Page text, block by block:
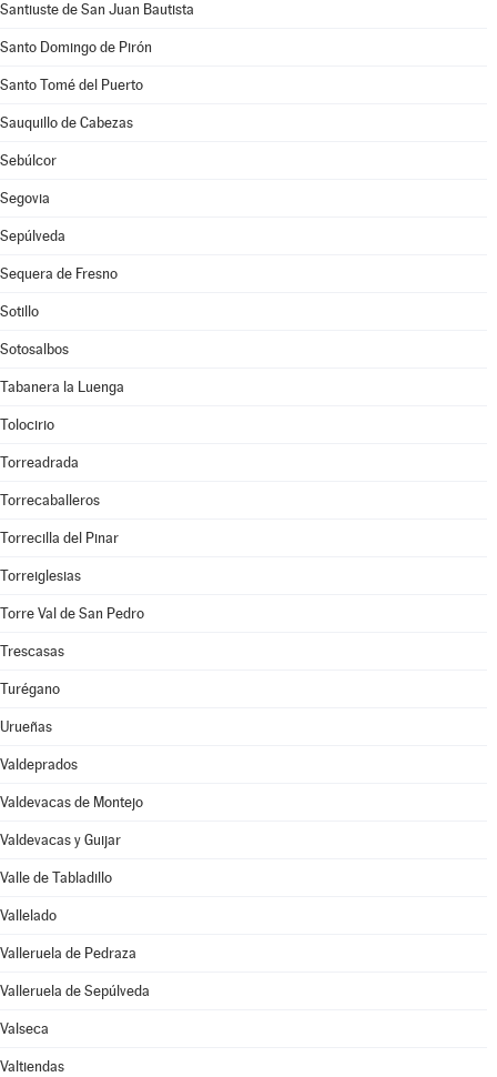
Santiuste de San Juan Bautista
Santo Domingo de Pirón
Santo Tomé del Puerto
Sauquillo de Cabezas
Sebúlcor
Segovia
Sepúlveda
Sequera de Fresno
Sotillo
Sotosalbos
Tabanera la Luenga
Tolocirio
Torreadrada
Torrecaballeros
Torrecilla del Pinar
Torreiglesias
Torre Val de San Pedro
Trescasas
Turégano
Urueñas
Valdeprados
Valdevacas de Montejo
Valdevacas y Guijar
Valle de Tabladillo
Vallelado
Valleruela de Pedraza
Valleruela de Sepúlveda
Valseca
Valtiendas